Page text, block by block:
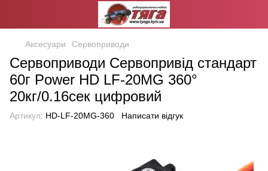
Аксесуари Сервоприводи
Сервоприводи Сервопривід стандарт
60г Power HD LF-20MG 360°
20кг/0.16сек цифровий
Артикул: HD-LF-20MG-360 Написати відгук